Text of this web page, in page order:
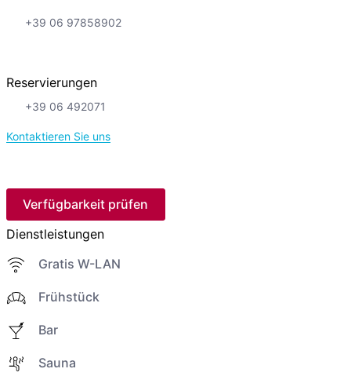
+39 06 97858902
Reservierungen
+39 06 492071
Kontaktieren Sie uns
Verfügbarkeit prüfen
Dienstleistungen
Gratis W-LAN
Frühstück
Bar
Sauna